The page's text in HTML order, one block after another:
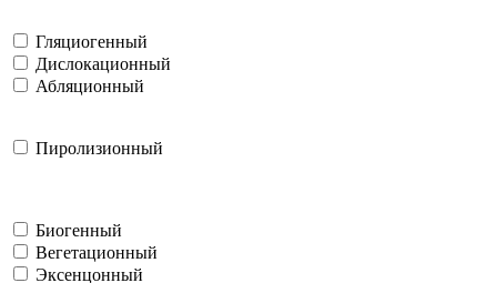
Гляциогенный
Дислокационный
Абляционный
Пиролизионный
Биогенный
Вегетационный
Эксенцонный